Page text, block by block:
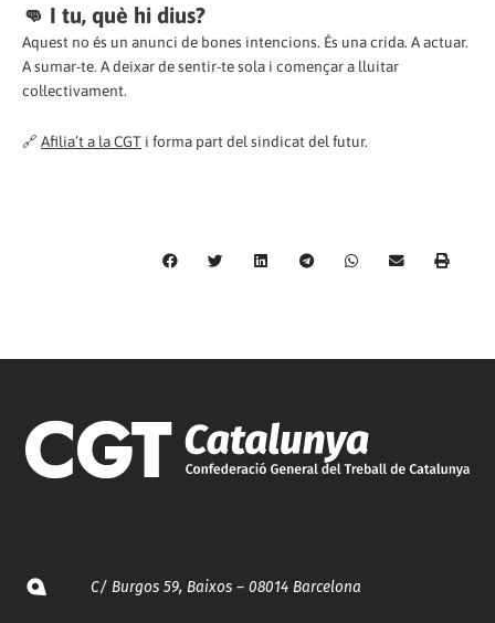
👊 I tu, què hi dius?
Aquest no és un anunci de bones intencions. És una crida. A actuar.
A sumar-te. A deixar de sentir-te sola i començar a lluitar
col·lectivament.
🔗 Afilia’t a la CGT i forma part del sindicat del futur.
C/ Burgos 59, Baixos – 08014 Barcelona